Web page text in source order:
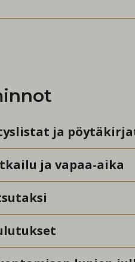
ja
ja vapaa-aika